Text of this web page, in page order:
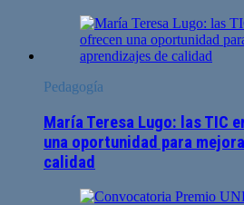
Pedagogía
María Teresa Lugo: las TIC
una oportunidad para
calidad